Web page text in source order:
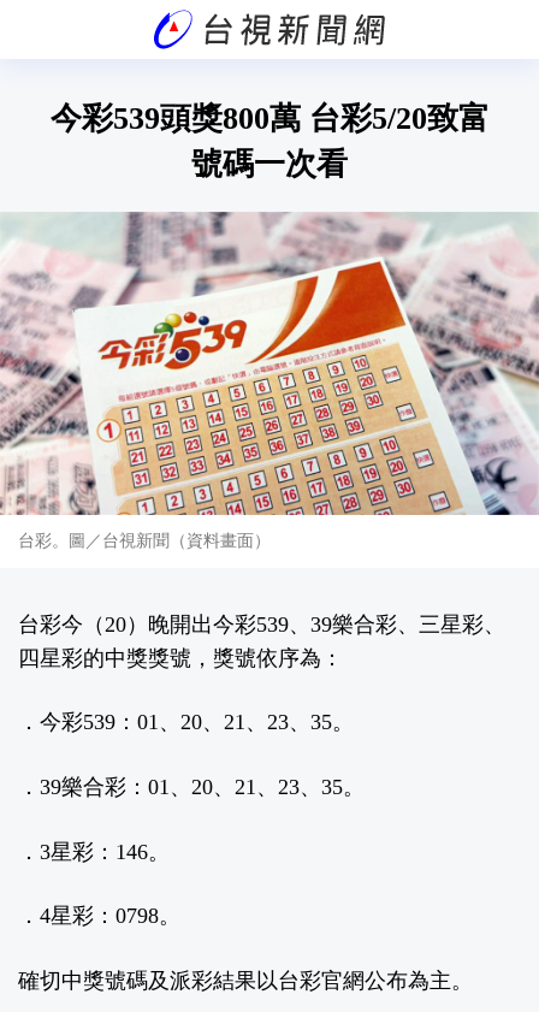
今彩539頭獎800萬 台彩5/20致富
號碼一次看
台彩。圖／台視新聞（資料畫面）
台彩今（20）晚開出今彩539、39樂合彩、三星彩、
四星彩的中獎獎號，獎號依序為：
．今彩539：01、20、21、23、35。
．39樂合彩：01、20、21、23、35。
．3星彩：146。
．4星彩：0798。
確切中獎號碼及派彩結果以台彩官網公布為主。